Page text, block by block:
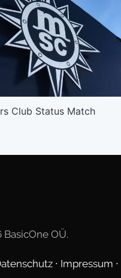
Club Status Match
OÜ.
∙ Impressum ∙